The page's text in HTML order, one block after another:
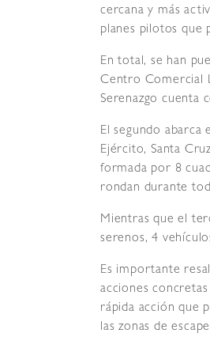
cercana y más
planes pilotos que
En total, se han
Centro Comercial
Serenazgo cuenta
El segundo
Ejército, Santa
formada por 8
rondan durante
Mientras que el
serenos, 4
Es importante
acciones
rápida acción que
las zonas de